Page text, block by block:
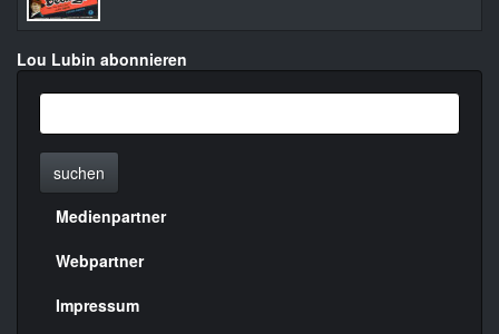
Lou Lubin abonnieren
suchen
Menülinks
rechte
Seite
Medienpartner
Webpartner
Impressum